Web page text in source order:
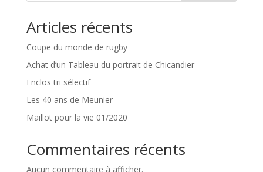
Articles récents
Coupe du monde de rugby
Achat d’un Tableau du portrait de Chicandier
Enclos tri sélectif
Les 40 ans de Meunier
Maillot pour la vie 01/2020
Commentaires récents
Aucun commentaire à afficher.